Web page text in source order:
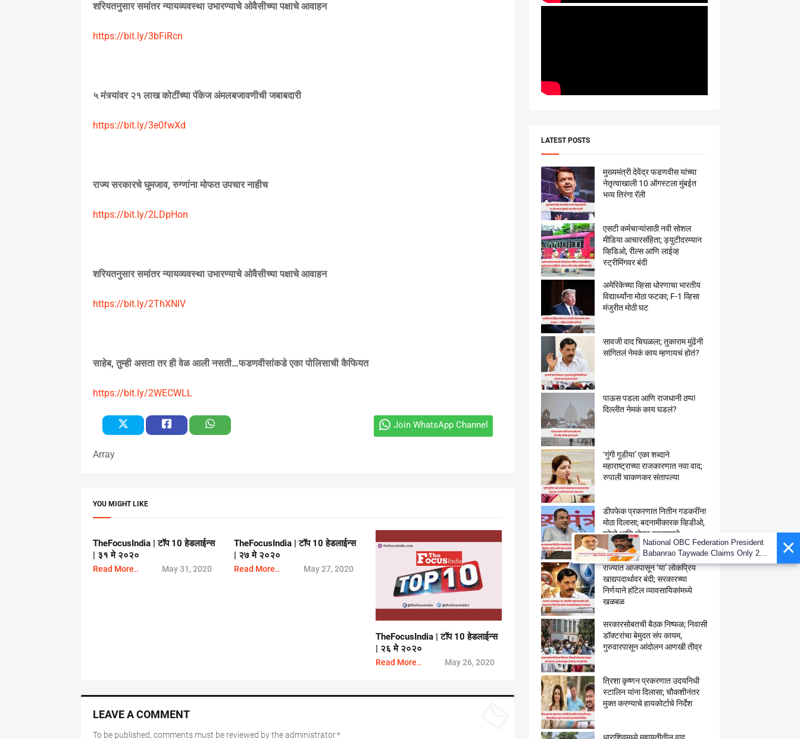
शरियतनुसार समांतर न्यायव्यवस्था उभारण्याचे ओवैसीच्या पक्षाचे आवाहन
https://bit.ly/3bFiRcn
५ मंत्र्यांवर २१ लाख कोटींच्या पॅकेज अंमलबजावणीची जबाबदारी
https://bit.ly/3e0fwXd
राज्य सरकारचे घुमजाव,रुग्णांना मोफत उपचार नाहीच
https://bit.ly/2LDpHon
शरियतनुसार समांतर न्यायव्यवस्था उभारण्याचे ओवैसीच्या पक्षाचे आवाहन
https://bit.ly/2ThXNlV
साहेब,तुम्ही असता तर ही वेळ आली नसती…फडणवीसांकडे एका पोलिसाची कैफियत
https://bit.ly/2WECWLL
Join WhatsApp Channel
Array
YOU MIGHT LIKE
TheFocusIndia | टॉप 10 हेडलाईन्स
| ३१ मे २०२०
Read More.. May 31, 2020
TheFocusIndia | टॉप 10 हेडलाईन्स
| २७ मे २०२०
Read More.. May 27, 2020
TheFocusIndia | टॉप 10 हेडलाईन्स
| २६ मे २०२०
Read More.. May 26, 2020
LEAVE A COMMENT
To be published, comments must be reviewed by the administrator.*
LATEST POSTS
मुख्यमंत्री देवेंद्र फडणवीस यांच्या
नेतृत्वाखाली 10 ऑगस्टला मुंबईत
भव्य तिरंगा रॅली
एसटी कर्मचाऱ्यांसाठी नवी सोशल
मीडिया आचारसंहिता; ड्युटीदरम्यान
व्हिडिओ, रील्स आणि लाईव्ह
स्ट्रीमिंगवर बंदी
अमेरिकेच्या व्हिसा धोरणाचा भारतीय
विद्यार्थ्यांना मोठा फटका; F-1 व्हिसा
मंजुरीत मोठी घट
सावजी वाद चिघळला; तुकाराम मुंढेंनी
सांगितलं नेमकं काय म्हणायचं होतं?
पाऊस पडला आणि राजधानी ठप्प!
दिल्लीत नेमकं काय घडलं?
‘गुंगी गुडीया’ एका शब्दाने
महाराष्ट्राच्या राजकारणात नवा वाद;
रुपाली चाकणकर संतापल्या
डीपफेक प्रकरणात नितीन गडकरींना
मोठा दिलासा; बदनामीकारक व्हिडीओ,
फोटो आणि पोस्ट हटवण्याचे
हायकोर्टाचे आदेश
राज्यात आजपासून ‘या’ लोकप्रिय
खाद्यपदार्थावर बंदी; सरकारच्या
निर्णयाने हॉटेल व्यावसायिकांमध्ये
खळबळ
सरकारसोबतची बैठक निष्फळ; निवासी
डॉक्टरांचा बेमुदत संप कायम,
गुरुवारपासून आंदोलन आणखी तीव्र
त्रिशा कृष्णन प्रकरणात उदयनिधी
स्टालिन यांना दिलासा; चौकशीनंतर
मुक्त करण्याचे हायकोर्टाचे निर्देश
×
National OBC Federation President
Babanrao Taywade Claims Only 27
Kunbi Certificates Issued in
Marathwada After September 2 GR;
Alarming News for Mano